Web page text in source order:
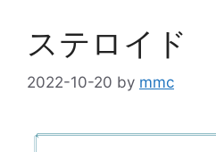
ステロイド
2022-10-20 by mmc